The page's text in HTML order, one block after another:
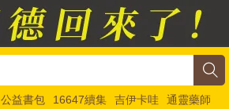
公益書包 16647續集 吉伊卡哇
通靈藥師